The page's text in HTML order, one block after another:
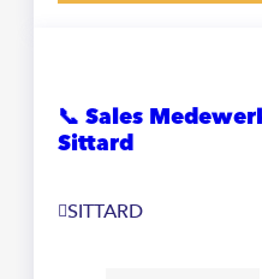
📞 Sales
Sittard
SITTARD